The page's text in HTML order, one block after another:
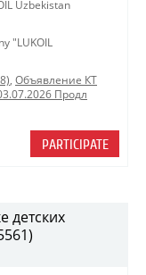
Uzbekistan
"LUKOIL
, Объявление КТ
Продл
PARTICIPATE
детских